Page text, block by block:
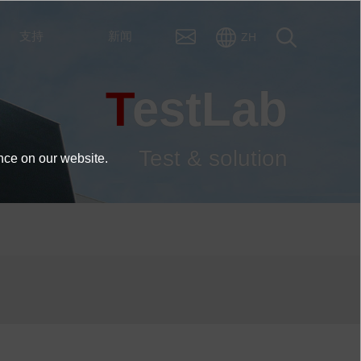
新闻 ZH
TestLab
Test & solution
on our website.